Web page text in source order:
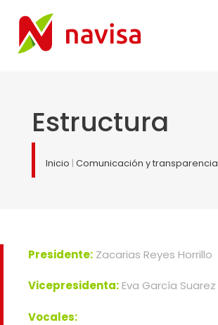
Estructura
Inicio | Comunicación y transparencia
Presidente: Zacarias Reyes Horrillo
Vicepresidenta:Eva García Suarez
Vocales: